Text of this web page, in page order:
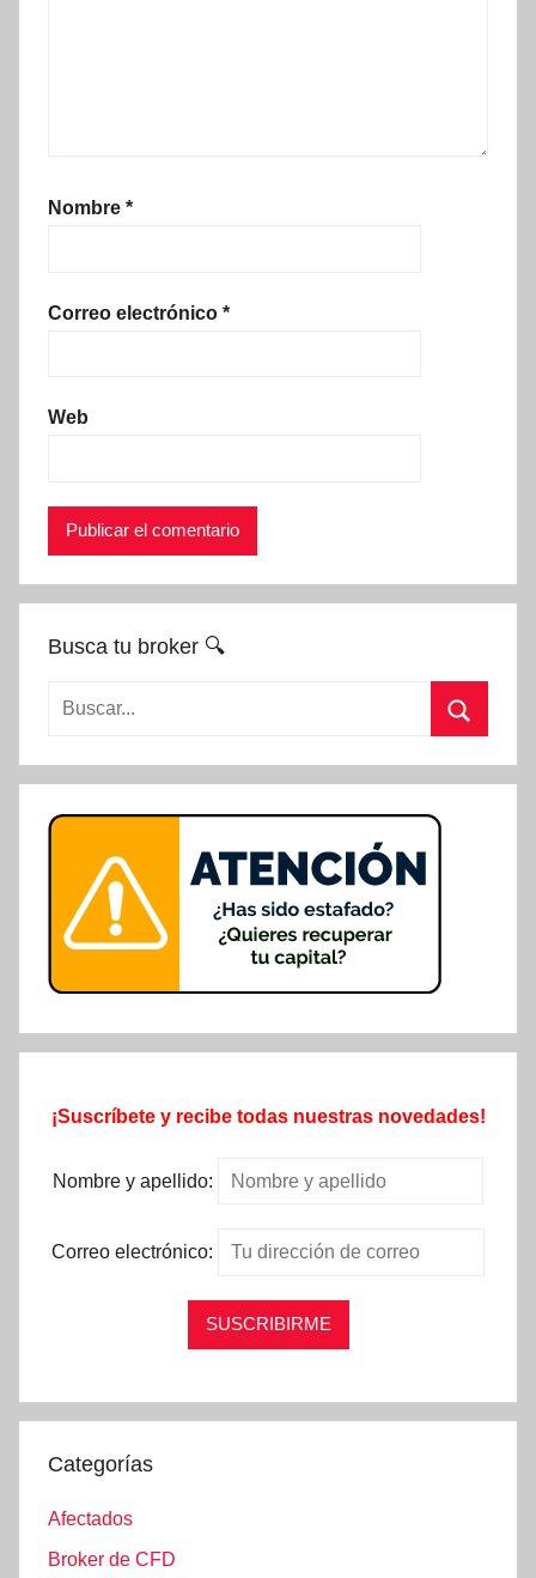
Nombre *
Correo electrónico *
Web
Busca tu broker 🔍
Buscar:
¡Suscríbete y recibe todas nuestras novedades!
Nombre y apellido:
Correo electrónico:
Categorías
Afectados
Broker de CFD